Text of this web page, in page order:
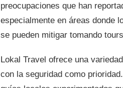
preocupaciones que han
especialmente en áreas donde
se pueden mitigar tomando
Lokal Travel ofrece una
con la seguridad como